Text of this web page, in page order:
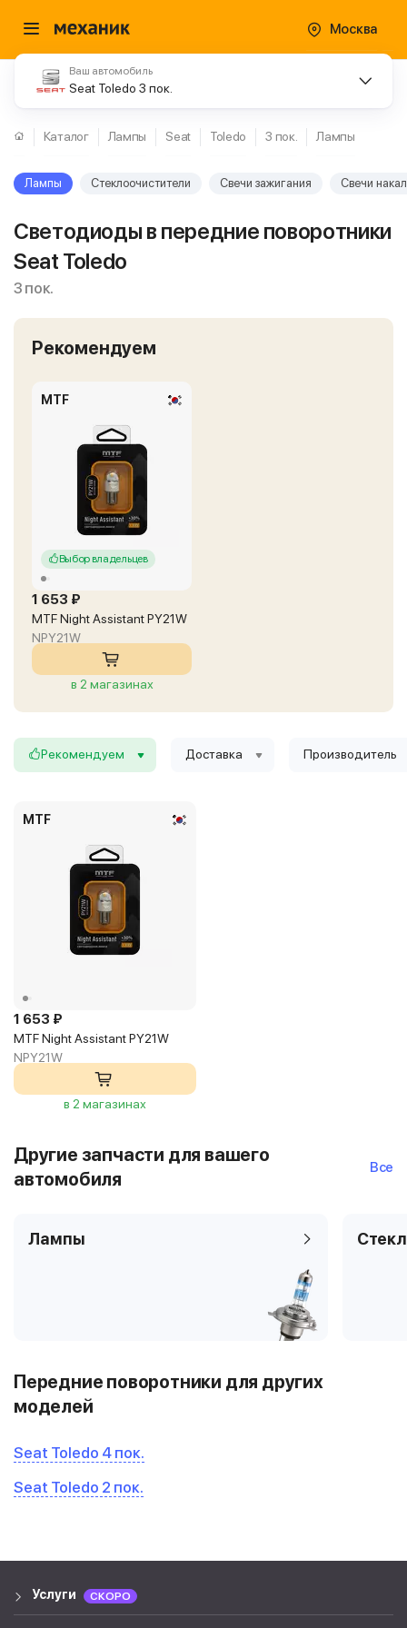
Москва
Ваш автомобиль
Seat Toledo 3 пок.
Каталог Лампы Seat Toledo 3 пок. Лампы
Лампы Стеклоочистители Свечи зажигания Свечи
Светодиоды в передние поворотники
Seat Toledo
3 пок.
Рекомендуем
MTF
Выбор владельцев
1 653 ₽
MTF Night Assistant PY21W
NPY21W
в 2 магазинах
Рекомендуем Доставка Производитель
MTF
1 653 ₽
MTF Night Assistant PY21W
NPY21W
в 2 магазинах
Другие запчасти для вашего
автомобиля
Все
Лампы
Передние поворотники для других
моделей
Seat Toledo 4 пок.
Seat Toledo 2 пок.
Услуги СКОРО